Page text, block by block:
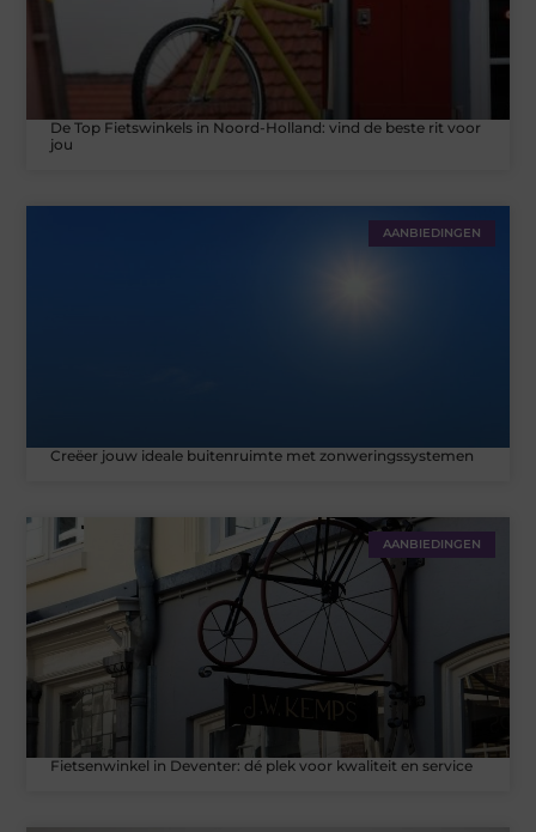
De Top Fietswinkels in Noord-Holland: vind de beste rit voor
jou
AANBIEDINGEN
Creëer jouw ideale buitenruimte met zonweringssystemen
AANBIEDINGEN
Fietsenwinkel in Deventer: dé plek voor kwaliteit en service